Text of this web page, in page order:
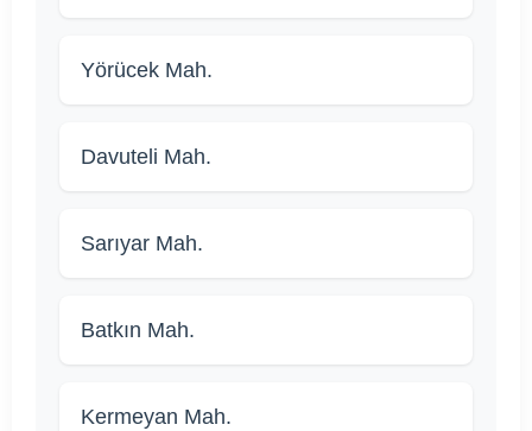
Yörücek Mah.
Davuteli Mah.
Sarıyar Mah.
Batkın Mah.
Kermeyan Mah.